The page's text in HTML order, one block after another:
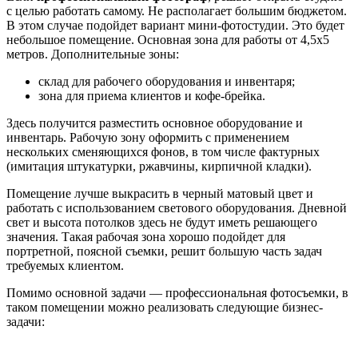
с целью работать самому. Не располагает большим бюджетом.
В этом случае подойдет вариант мини-фотостудии. Это будет
небольшое помещение. Основная зона для работы от 4,5х5
метров. Дополнительные зоны:
склад для рабочего оборудования и инвентаря;
зона для приема клиентов и кофе-брейка.
Здесь получится разместить основное оборудование и
инвентарь. Рабочую зону оформить с применением
нескольких сменяющихся фонов, в том числе фактурных
(имитация штукатурки, ржавчины, кирпичной кладки).
Помещение лучше выкрасить в черный матовый цвет и
работать с использованием светового оборудования. Дневной
свет и высота потолков здесь не будут иметь решающего
значения. Такая рабочая зона хорошо подойдет для
портретной, поясной съемки, решит большую часть задач
требуемых клиентом.
Помимо основной задачи — профессиональная фотосъемки, в
таком помещении можно реализовать следующие бизнес-
задачи: